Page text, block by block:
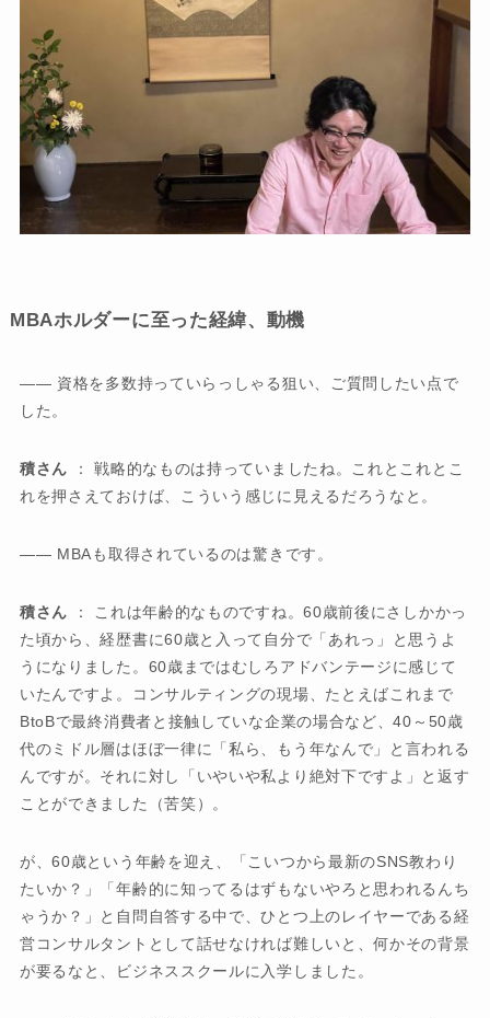
MBAホルダーに至った経緯、動機
―― 資格を多数持っていらっしゃる狙い、ご質問したい点で
した。
積さん ： 戦略的なものは持っていましたね。これとこれとこ
れを押さえておけば、こういう感じに見えるだろうなと。
―― MBAも取得されているのは驚きです。
積さん ： これは年齢的なものですね。60歳前後にさしかかっ
た頃から、経歴書に60歳と入って自分で「あれっ」と思うよ
うになりました。60歳まではむしろアドバンテージに感じて
いたんですよ。コンサルティングの現場、たとえばこれまで
BtoBで最終消費者と接触していな企業の場合など、40～50歳
代のミドル層はほぼ一律に「私ら、もう年なんで」と言われる
んですが。それに対し「いやいや私より絶対下ですよ」と返す
ことができました（苦笑）。
が、60歳という年齢を迎え、「こいつから最新のSNS教わり
たいか？」「年齢的に知ってるはずもないやろと思われるんち
ゃうか？」と自問自答する中で、ひとつ上のレイヤーである経
営コンサルタントとして話せなければ難しいと、何かその背景
が要るなと、ビジネススクールに入学しました。